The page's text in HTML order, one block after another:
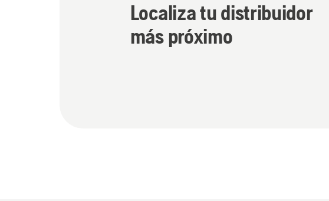
Localiza tu distribuidor
más próximo